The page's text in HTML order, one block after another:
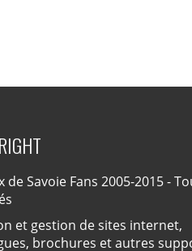
de Savoie Fans 2005-2015 -
et gestion de sites internet,
brochures et autres